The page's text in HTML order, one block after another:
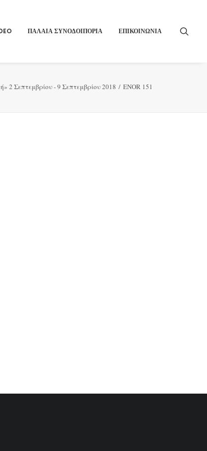
ΠΑΛΑΙΑ ΣΥΝΟΔΟΙΠΟΡΙΑ ΕΠΙΚΟΙΝΩΝΙΑ
2 Σεπτεμβρίου - 9 Σεπτεμβρίου 2018 ENOR 151